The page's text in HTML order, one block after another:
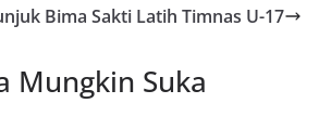
Bima Sakti Latih Timnas U-17
Mungkin Suka